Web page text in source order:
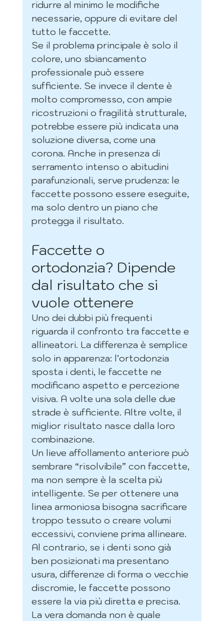
ridurre al minimo le modifiche
necessarie, oppure di evitare del
tutto le faccette.
Se il problema principale è solo il
colore, uno sbiancamento
professionale può essere
sufficiente. Se invece il dente è
molto compromesso, con ampie
ricostruzioni o fragilità strutturale,
potrebbe essere più indicata una
soluzione diversa, come una
corona. Anche in presenza di
serramento intenso o abitudini
parafunzionali, serve prudenza: le
faccette possono essere eseguite,
ma solo dentro un piano che
protegga il risultato.
Faccette o
ortodonzia? Dipende
dal risultato che si
vuole ottenere
Uno dei dubbi più frequenti
riguarda il confronto tra faccette e
allineatori. La differenza è semplice
solo in apparenza: l’ortodonzia
sposta i denti, le faccette ne
modificano aspetto e percezione
visiva. A volte una sola delle due
strade è sufficiente. Altre volte, il
miglior risultato nasce dalla loro
combinazione.
Un lieve affollamento anteriore può
sembrare “risolvibile” con faccette,
ma non sempre è la scelta più
intelligente. Se per ottenere una
linea armoniosa bisogna sacrificare
troppo tessuto o creare volumi
eccessivi, conviene prima allineare.
Al contrario, se i denti sono già
ben posizionati ma presentano
usura, differenze di forma o vecchie
discromie, le faccette possono
essere la via più diretta e precisa.
La vera domanda non è quale